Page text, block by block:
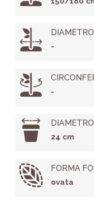
-
-
24 cm
FORMA
ovata